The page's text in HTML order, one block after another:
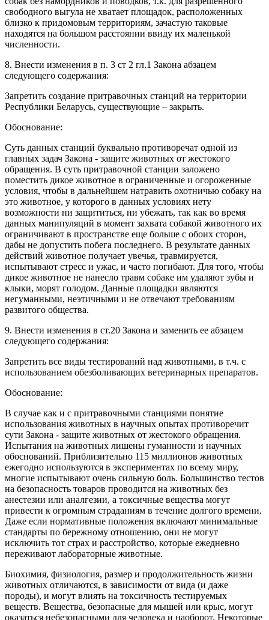
свободного выгула не хватает площадок, расположенных
близко к придомовым территориям, зачастую таковые
находятся на большом расстоянии ввиду их маленькой
численности.
8. Внести изменения в п. 3 ст 2 гл.1 Закона абзацем
следующего содержания:
Запретить создание притравочных станций на территории
Республики Беларусь, существующие – закрыть.
Обоснование:
Суть данных станций буквально противоречат одной из
главных задач Закона - защите животных от жестокого
обращения. В суть притравочной станции заложено
поместить дикое животное в ограниченные и огороженные
условия, чтобы в дальнейшем натравить охотничью собаку на
это животное, у которого в данных условиях нету
возможности ни защититься, ни убежать, так как во время
данных манипуляций в момент захвата собакой животного их
ограничивают в пространстве еще больше с обоих сторон,
дабы не допустить побега последнего. В результате данных
действий животное получает увечья, травмируется,
испытывают стресс и ужас, и часто погибают. Для того, чтобы
дикое животное не нанесло травм собаке им удаляют зубы и
клыки, морят голодом. Данные площадки являются
негуманными, неэтичными и не отвечают требованиям
развитого общества.
9. Внести изменения в ст.20 Закона и заменить ее абзацем
следующего содержания:
Запретить все виды тестирований над животными, в т.ч. с
использованием обезболивающих ветеринарных препаратов.
Обоснование:
В случае как и с притравочными станциями понятие
использования животных в научных опытах противоречит
сути Закона - защите животных от жестокого обращения.
Испытания на животных лишены гуманности и научных
обоснований. Приблизительно 115 миллионов животных
ежегодно используются в экспериментах по всему миру,
многие испытывают очень сильную боль. Большинство тестов
на безопасность товаров проводится на животных без
анестезии или аналгезии, а токсичные вещества могут
привести к огромным страданиям в течение долгого времени.
Даже если нормативные положения включают минимальные
стандарты по бережному отношению, они не могут
исключить тот страх и расстройство, которые ежедневно
переживают лабораторные животные.
Биохимия, физиология, размер и продолжительность жизни
животных отличаются, в зависимости от вида (и даже
породы), и могут влиять на токсичность тестируемых
веществ. Вещества, безопасные для мышей или крыс, могут
оказаться небезопасными для человека и наоборот. Некоторые